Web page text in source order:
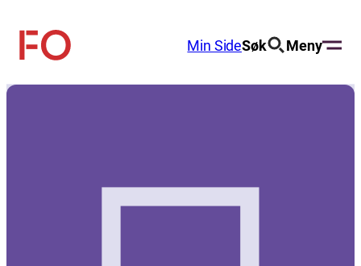
innhold
FO
(Fellesorganisasjonen)
Min SideSøk Meny